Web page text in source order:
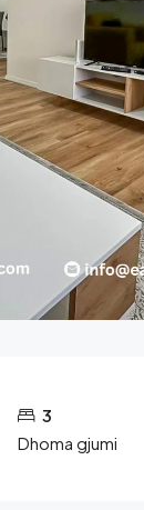
3
Dhoma gjumi